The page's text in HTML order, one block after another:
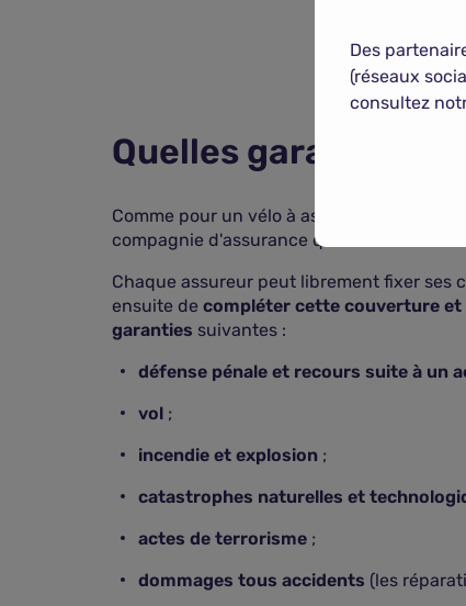
Quelles garanties
Comme pour un vélo à assistance
compagnie d'assurance que vous allez
Chaque assureur peut librement fixer ses
ensuite de compléter cette couverture
garanties suivantes :
défense pénale et recours suite à un
vol ;
incendie et explosion ;
catastrophes naturelles et
actes de terrorisme ;
dommages tous accidents (les
Des
(réseaux
consultez